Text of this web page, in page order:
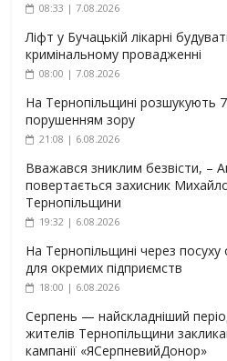
08:33 | 7.08.2026
Ліфт у Бучацькій лікарні
кримінальному провадженні
08:00 | 7.08.2026
На Тернопільщині розшукують
порушенням зору
21:08 | 6.08.2026
Вважався зниклим безвісти, –
повертається захисник
Тернопільщини
19:32 | 6.08.2026
На Тернопільщині через
для окремих підприємств
18:00 | 6.08.2026
Серпень — найскладніший
жителів Тернопільщини
кампанії «ЯСерпневийДонор»